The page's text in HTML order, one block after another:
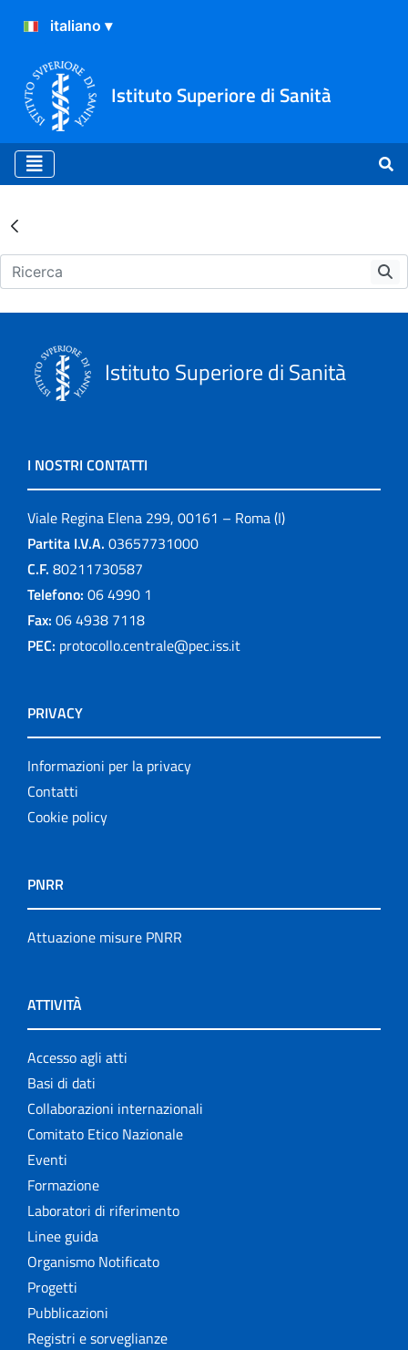
Istituto Superiore di Sanità
Archivio
Istituto Superiore di Sanità
I NOSTRI CONTATTI
Viale Regina Elena 299, 00161 – Roma (I)
Partita I.V.A. 03657731000
C.F. 80211730587
Telefono: 06 4990 1
Fax: 06 4938 7118
PEC: protocollo.centrale@pec.iss.it
PRIVACY
Informazioni per la privacy
Contatti
Cookie policy
PNRR
Attuazione misure PNRR
ATTIVITÀ
Accesso agli atti
Basi di dati
Collaborazioni internazionali
Comitato Etico Nazionale
Eventi
Formazione
Laboratori di riferimento
Linee guida
Organismo Notificato
Progetti
Pubblicazioni
Registri e sorveglianze